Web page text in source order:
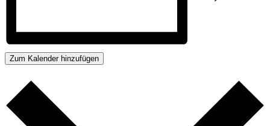
Zum Kalender hinzufügen